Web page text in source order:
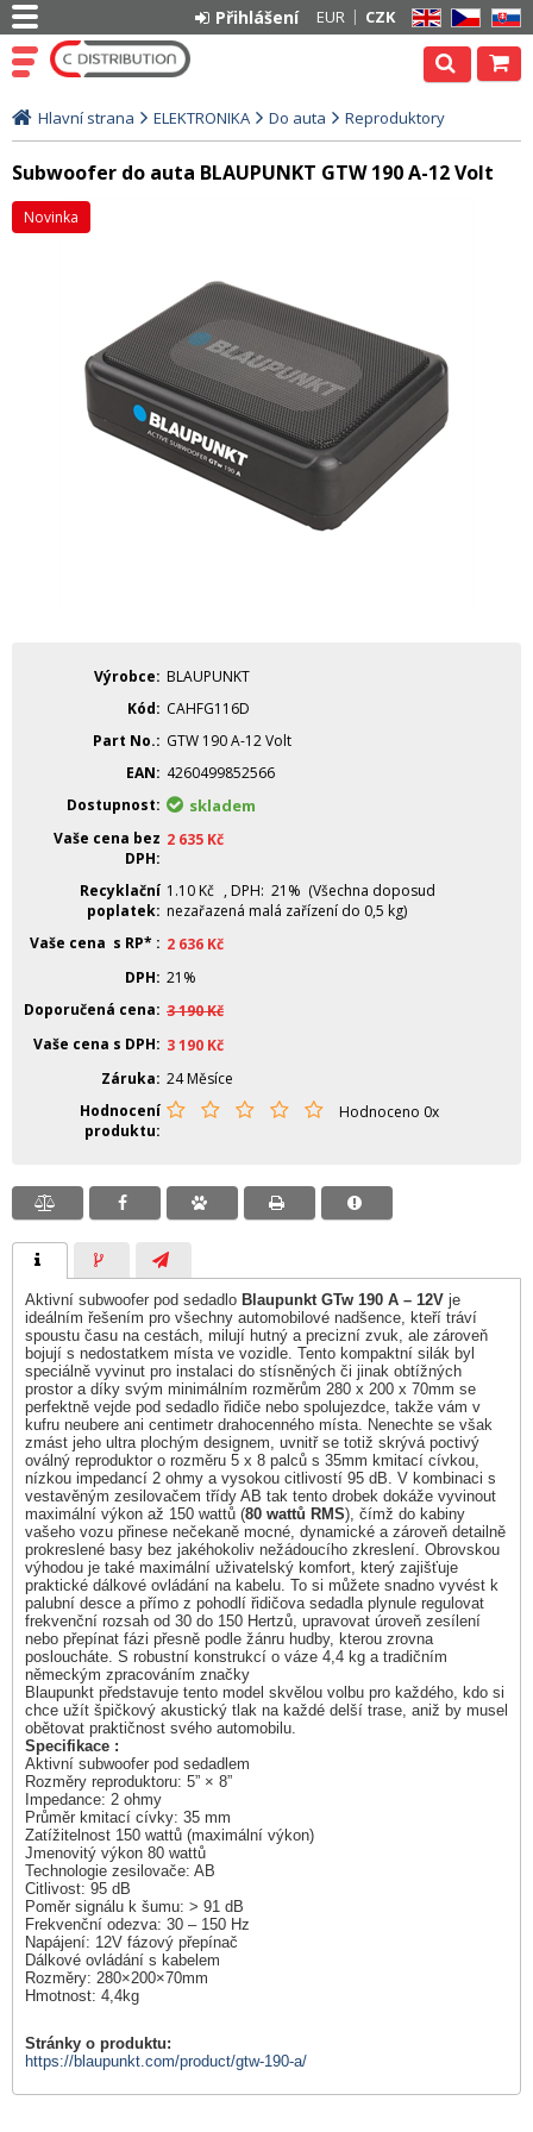
EN CZ SK
EUR CZK
Přihlášení
Hlavní strana ELEKTRONIKA Do auta Reproduktory
Subwoofer do auta BLAUPUNKT GTW 190 A-12 Volt
Novinka
Výrobce
BLAUPUNKT
Kód
CAHFG116D
Part No.
GTW 190 A-12 Volt
EAN
4260499852566
Dostupnost
skladem
Vaše cena bez
DPH
2 635 Kč
Recyklační
poplatek
1.10 Kč , DPH: 21% (Všechna doposud
nezařazená malá zařízení do 0,5 kg)
Vaše cena s RP*
2 636 Kč
DPH 21%
Doporučená cena 3 190Kč
Vaše cena s DPH
3 190 Kč
Záruka 24 Měsíce
Hodnocení
produktu
Hodnoceno 0x
Aktivní subwoofer pod sedadlo Blaupunkt GTw 190 A – 12V je
ideálním řešením pro všechny automobilové nadšence, kteří tráví
spoustu času na cestách, milují hutný a precizní zvuk, ale zároveň
bojují s nedostatkem místa ve vozidle. Tento kompaktní silák byl
speciálně vyvinut pro instalaci do stísněných či jinak obtížných
prostor a díky svým minimálním rozměrům 280 x 200 x 70mm se
perfektně vejde pod sedadlo řidiče nebo spolujezdce, takže vám v
kufru neubere ani centimetr drahocenného místa. Nenechte se však
zmást jeho ultra plochým designem, uvnitř se totiž skrývá poctivý
oválný reproduktor o rozměru 5 x 8 palců s 35mm kmitací cívkou,
nízkou impedancí 2 ohmy a vysokou citlivostí 95 dB. V kombinaci s
vestavěným zesilovačem třídy AB tak tento drobek dokáže vyvinout
maximální výkon až 150 wattů (80 wattů RMS), čímž do kabiny
vašeho vozu přinese nečekaně mocné, dynamické a zároveň detailně
prokreslené basy bez jakéhokoliv nežádoucího zkreslení. Obrovskou
výhodou je také maximální uživatelský komfort, který zajišťuje
praktické dálkové ovládání na kabelu. To si můžete snadno vyvést k
palubní desce a přímo z pohodlí řidičova sedadla plynule regulovat
frekvenční rozsah od 30 do 150 Hertzů, upravovat úroveň zesílení
nebo přepínat fázi přesně podle žánru hudby, kterou zrovna
posloucháte. S robustní konstrukcí o váze 4,4 kg a tradičním
německým zpracováním značky
Blaupunkt představuje tento model skvělou volbu pro každého, kdo si
chce užít špičkový akustický tlak na každé delší trase, aniž by musel
obětovat praktičnost svého automobilu.
Specifikace :
Aktivní subwoofer pod sedadlem
Rozměry reproduktoru: 5” × 8”
Impedance: 2 ohmy
Průměr kmitací cívky: 35 mm
Zatížitelnost 150 wattů (maximální výkon)
Jmenovitý výkon 80 wattů
Technologie zesilovače: AB
Citlivost: 95 dB
Poměr signálu k šumu: > 91 dB
Frekvenční odezva: 30 – 150 Hz
Napájení: 12V fázový přepínač
Dálkové ovládání s kabelem
Rozměry: 280×200×70mm
Hmotnost: 4,4kg
Stránky o produktu:
https://blaupunkt.com/product/gtw-190-a/